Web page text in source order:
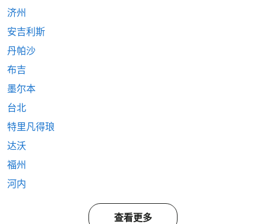
济州
安吉利斯
丹帕沙
布吉
墨尔本
台北
特里凡得琅
达沃
福州
河内
查看更多